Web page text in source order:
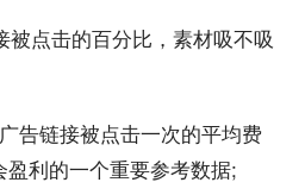
点击的百分比，素材吸不吸
告链接被点击一次的平均费
利的一个重要参考数据;